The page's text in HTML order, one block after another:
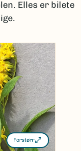
Elles er bilete
Forstørr